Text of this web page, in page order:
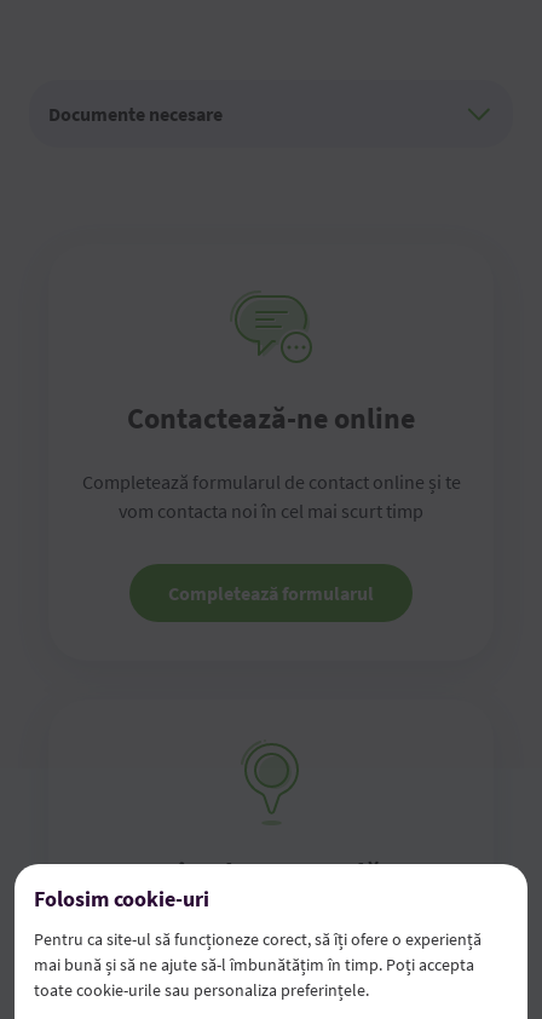
Documente necesare
Contactează-ne online
Completează formularul de contact online și te
vom contacta noi în cel mai scurt timp
Completează formularul
Vino la sucursală
Vino în oricare dintre sucursalele noastre cu
buletinul de identitate în original
Folosim cookie-uri
Pentru ca site-ul să funcționeze corect, să îți ofere o experiență
mai bună și să ne ajute să-l îmbunătățim în timp. Poți accepta
toate cookie-urile sau personaliza preferințele.